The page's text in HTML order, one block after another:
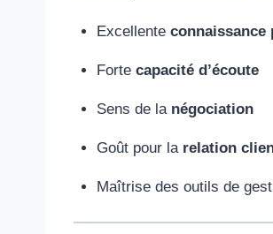
Excellente connaissance
Forte capacité d’écoute
Sens de la négociation
Goût pour la relation
Maîtrise des outils de